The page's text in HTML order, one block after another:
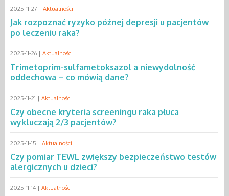
2025-11-27 | Aktualności
Jak rozpoznać ryzyko późnej depresji u pacjentów
po leczeniu raka?
2025-11-26 | Aktualności
Trimetoprim-sulfametoksazol a niewydolność
oddechowa – co mówią dane?
2025-11-21 | Aktualności
Czy obecne kryteria screeningu raka płuca
wykluczają 2/3 pacjentów?
2025-11-15 | Aktualności
Czy pomiar TEWL zwiększy bezpieczeństwo testów
alergicznych u dzieci?
2025-11-14 | Aktualności